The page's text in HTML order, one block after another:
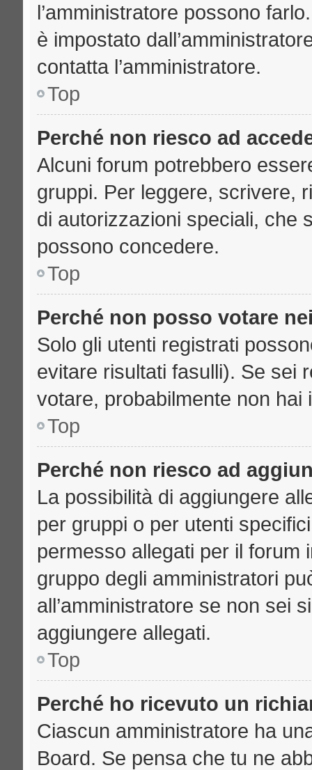
l’amministratore possono
è impostato
contatta l’amministratore.
Top
Perché non riesco ad
Alcuni forum potrebbero
gruppi. Per leggere, scrivere,
di autorizzazioni speciali, che
possono concedere.
Top
Perché non posso votare
Solo gli utenti registrati
evitare risultati fasulli). Se sei
votare, probabilmente non hai
Top
Perché non riesco ad
La possibilità di aggiungere
per gruppi o per utenti
permesso allegati per il forum
gruppo degli amministratori
all’amministratore se non sei
aggiungere allegati.
Top
Perché ho ricevuto un
Ciascun amministratore ha
Board. Se pensa che tu ne